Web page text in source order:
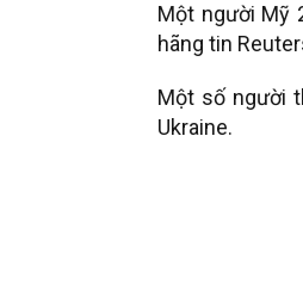
Một người Mỹ
hãng tin
Một số người
Ukraine.